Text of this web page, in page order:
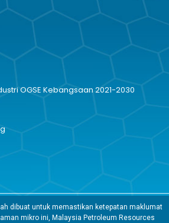
OGSE Kebangsaan 2021-2030
dibuat untuk memastikan ketepatan maklumat
mikro ini, Malaysia Petroleum Resources